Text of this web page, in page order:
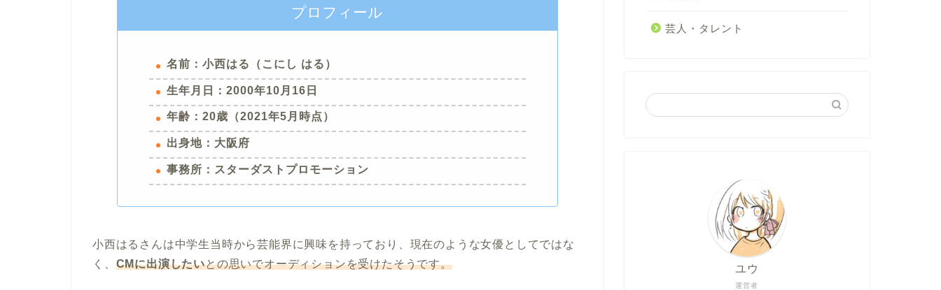
プロフィール
名前：小西はる（こにし はる）
生年月日：2000年10月16日
年齢：20歳（2021年5月時点）
出身地：大阪府
事務所：スターダストプロモーション
小西はるさんは中学生当時から芸能界に興味を持っており、現在のような女優としてではな
く、 CMに出演したいとの思いでオーディションを受けたそうです。
芸人・タレント
運営者
ユウ